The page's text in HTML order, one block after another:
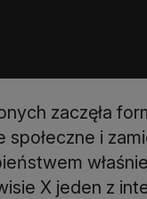
zaczęła
i
X jeden z